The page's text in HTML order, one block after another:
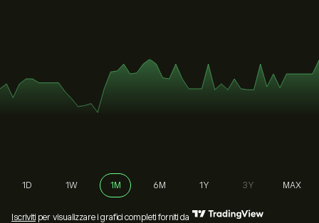
1D 1W 1M 6M 1Y 3Y MAX
Iscriviti per visualizzare i grafici completi forniti da